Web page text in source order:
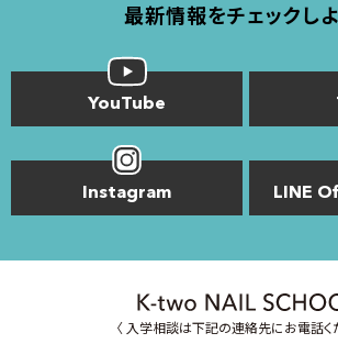
最新情報をチェックしよ
YouTube
Instagram LINE
〈 入学相談は下記の連絡先にお電話く